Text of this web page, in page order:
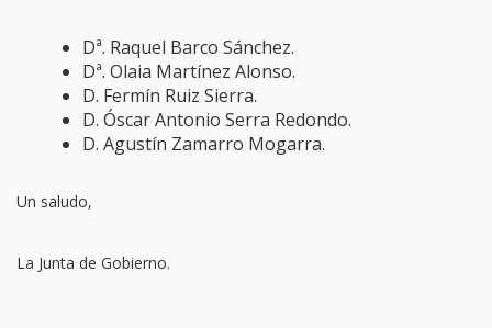
Dª. Raquel Barco Sánchez.
Dª. Olaia Martínez Alonso.
D. Fermín Ruiz Sierra.
D. Óscar Antonio Serra Redondo.
D. Agustín Zamarro Mogarra.
Un saludo,
La Junta de Gobierno.